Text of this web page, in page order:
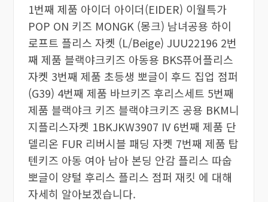
1번째 제품 아이더 아이더(EIDER) 이월특가
POP ON 키즈 MONGK (몽크) 남녀공용 하이
로프트 플리스 자켓 (L/Beige) JUU22196 2번
째 제품 블랙야크키즈 아동용 BKS퓨어플리스
자켓 3번째 제품 초등생 뽀글이 후드 집업 점퍼
(G39) 4번째 제품 바브키즈 후리스세트 5번째
제품 블랙야크 키즈 블랙야크키즈 공용 BKM니
지플리스자켓 1BKJKW3907 IV 6번째 제품 단
델리온 FUR 리버시블 패딩 자켓 7번째 제품 탑
텐키즈 아동 여아 남아 본딩 안감 플리스 따숩
뽀글이 양털 후리스 플리스 점퍼 재킷 에 대해
자세히 알아보겠습니다.